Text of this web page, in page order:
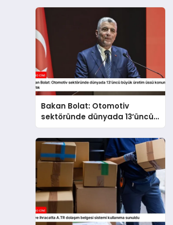
Bakan Bolat: Otomotiv
sektöründe dünyada 13’üncü
büyük üretim üssü konumuna
ulaştık